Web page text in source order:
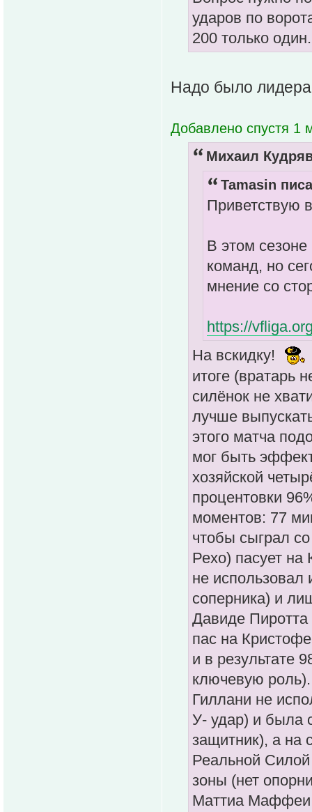
ударов по
200 только один.
Надо было
Добавлено спустя 1
Михаил
Tamasin
Приветствую
В этом сезоне
команд, но
мнение со
https://
На вскидку!
итоге (вратарь
силёнок не
лучше
этого матча
мог быть
хозяйской
процентовки
моментов: 77
чтобы сыграл
Рехо) пасует
не использовал
соперника) и
Давиде Пиротта
пас на
и в результате
ключевую
Гиллани не
У- удар) и была
защитник), а на
Реальной
зоны (нет
Маттиа Маффеи